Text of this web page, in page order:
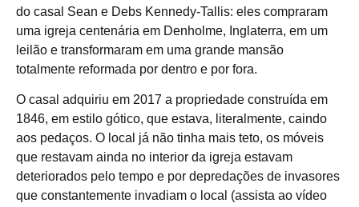
do casal Sean e Debs Kennedy-Tallis: eles compraram
uma igreja centenária em Denholme, Inglaterra, em um
leilão e transformaram em uma grande mansão
totalmente reformada por dentro e por fora.
O casal adquiriu em 2017 a propriedade construída em
1846, em estilo gótico, que estava, literalmente, caindo
aos pedaços. O local já não tinha mais teto, os móveis
que restavam ainda no interior da igreja estavam
deteriorados pelo tempo e por depredações de invasores
que constantemente invadiam o local (assista ao vídeo